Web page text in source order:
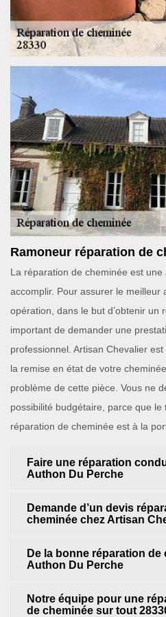
Ramoneur réparation de
La réparation de cheminée est une
accomplir. Pour assurer le meilleur
opération, dans le but d’obtenir un
important de demander une
professionnel. Artisan Chevalier
la remise en état de votre
problème de cette pièce. Vous ne
possibilité budgétaire, parce que
réparation de cheminée est à la
Faire une réparation
Authon Du Perche
Demande d’un devis
cheminée chez Artisan
De la bonne réparation de
Authon Du Perche
Notre équipe pour une
de cheminée sur tout